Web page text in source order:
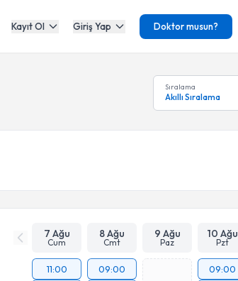
Kayıt Ol Giriş Yap Doktor musun?
Sıralama
Akıllı Sıralama
7 Ağu
Cum
8 Ağu
Cmt
9 Ağu
Paz
10 Ağu
Pzt
11:00
09:00
09:00